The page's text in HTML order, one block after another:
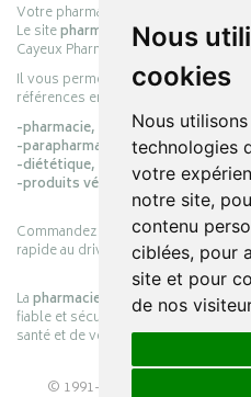
Nous
cookies
Nous
technologies
votre
notre site,
contenu
ciblées, pour
site et pour
de nos
Votre pharmacie en ligne :
Le sitepharmacie-cayeux.frest le
Cayeux Pharmabest Berck-sur-Mer
Il vous permet de réaliser vos
références en :
-pharmacie,
-parapharmacie,
-diététique,
-produits vétérinaires.
Commandez simplement vos
rapide au drive ou la livraison à
Lapharmacie Cayeuxs’engage à
fiable et sécurisée, en officine
santé et de votre bien-être.
© 1991-2026 PHARMACIE